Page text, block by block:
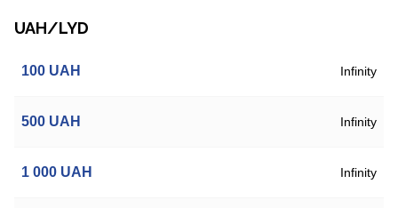
UAH/LYD
100 UAH Infinity
500 UAH Infinity
1 000 UAH Infinity